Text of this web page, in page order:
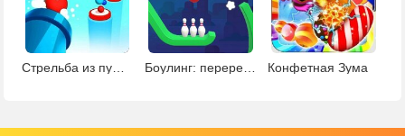
Стрельба из пушки Боулинг: перережь веревку Конфетная Зума